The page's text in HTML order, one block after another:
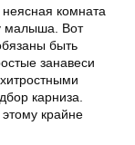
комната
малыша. Вот
быть
занавеси
карниза.
крайне